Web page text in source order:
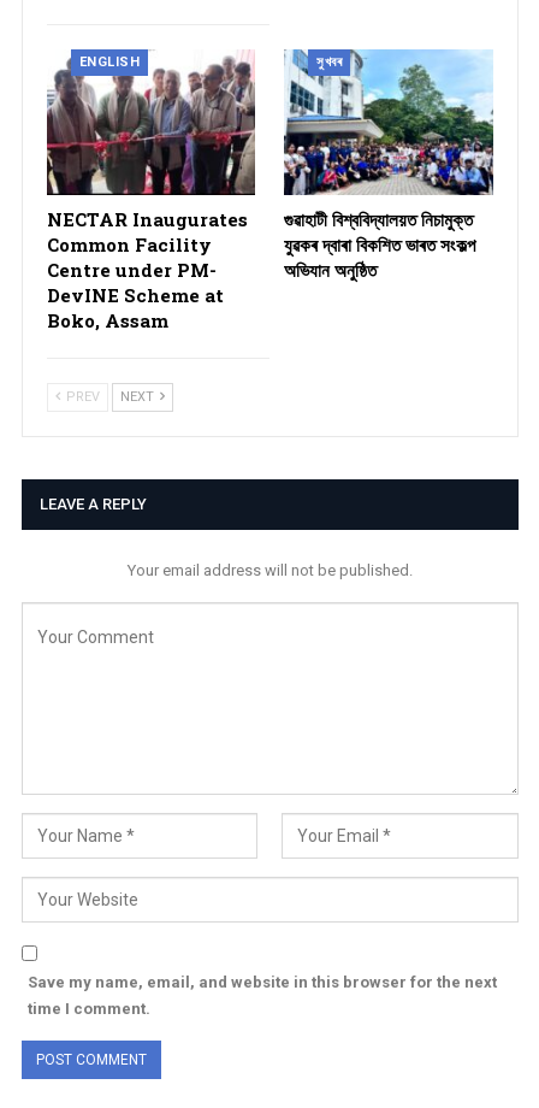
ENGLISH
NECTAR Inaugurates
Common Facility
Centre under PM-
DevINE Scheme at
Boko, Assam
সুখবৰ
গুৱাহাটী বিশ্ববিদ্যালয়ত নিচামুক্ত
যুৱকৰ দ্বাৰা বিকশিত ভাৰত সংকল্প
অভিযান অনুষ্ঠিত
PREV NEXT
LEAVE A REPLY
Your email address will not be published.
Save my name, email, and website in this browser for the next
time I comment.